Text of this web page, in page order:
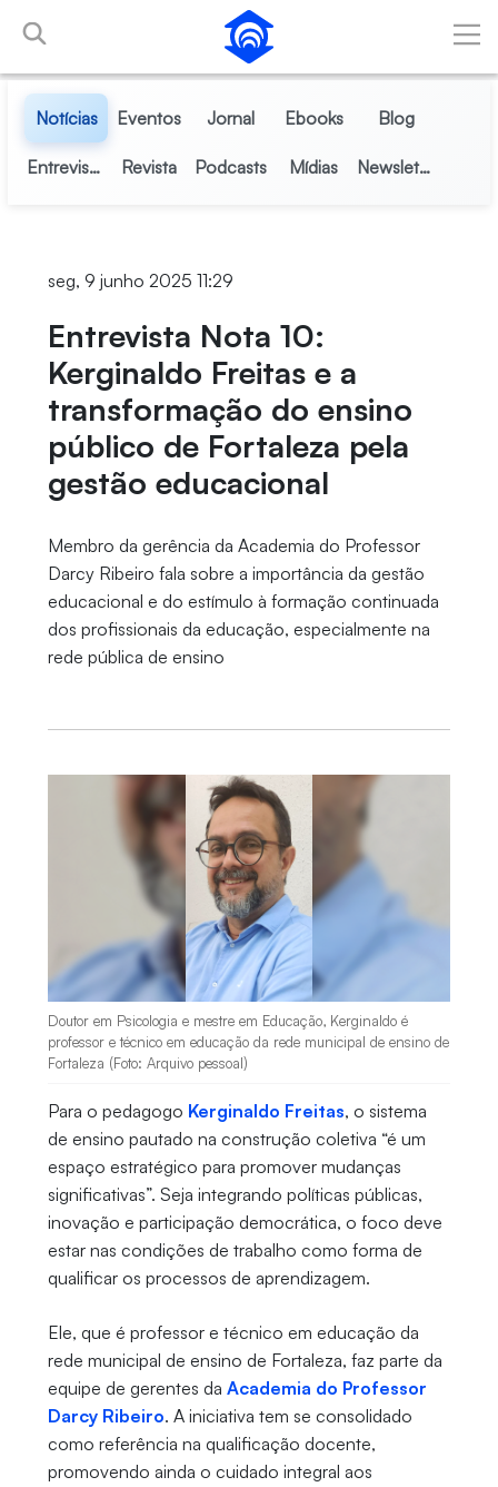
Pular para o Conteúdo principal
Notícias Eventos Jornal Ebooks Blog
Entrevistas Revista Podcasts Mídias Newsletter
seg, 9 junho 2025 11:29
Entrevista Nota 10:
Kerginaldo Freitas e a
transformação do ensino
público de Fortaleza pela
gestão educacional
Membro da gerência da Academia do Professor
Darcy Ribeiro fala sobre a importância da gestão
educacional e do estímulo à formação continuada
dos profissionais da educação, especialmente na
rede pública de ensino
Doutor em Psicologia e mestre em Educação, Kerginaldo é
professor e técnico em educação da rede municipal de ensino de
Fortaleza (Foto: Arquivo pessoal)
Para o pedagogo Kerginaldo Freitas, o sistema
de ensino pautado na construção coletiva “é um
espaço estratégico para promover mudanças
significativas”. Seja integrando políticas públicas,
inovação e participação democrática, o foco deve
estar nas condições de trabalho como forma de
qualificar os processos de aprendizagem.
Ele, que é professor e técnico em educação da
rede municipal de ensino de Fortaleza, faz parte da
equipe de gerentes da Academia do Professor
Darcy Ribeiro. A iniciativa tem se consolidado
como referência na qualificação docente,
promovendo ainda o cuidado integral aos